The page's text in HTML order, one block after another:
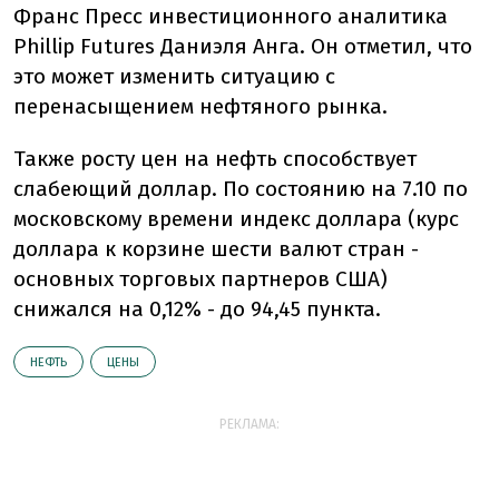
Франс Пресс инвестиционного аналитика
Phillip Futures Даниэля Анга. Он отметил, что
это может изменить ситуацию с
перенасыщением нефтяного рынка.
Также росту цен на нефть способствует
слабеющий доллар. По состоянию на 7.10 по
московскому времени индекс доллара (курс
доллара к корзине шести валют стран -
основных торговых партнеров США)
снижался на 0,12% - до 94,45 пункта.
НЕФТЬ ЦЕНЫ
РЕКЛАМА: